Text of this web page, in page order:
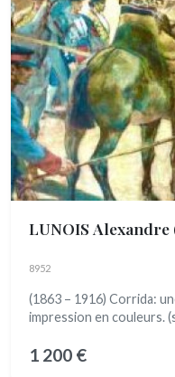
LUNOIS Alexandre
8952
(1863 – 1916) Corrida:
impression en couleurs.
1 200 €